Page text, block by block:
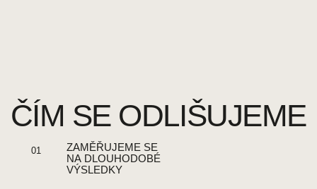
ČÍM SE ODLIŠUJEME
01
ZAMĚŘUJEME SE
NA DLOUHODOBÉ
VÝSLEDKY